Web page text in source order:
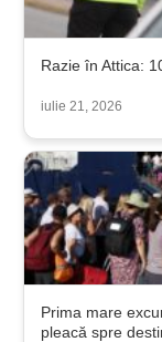
Razie în Attica:
iulie 21, 2026
Prima mare
pleacă spre